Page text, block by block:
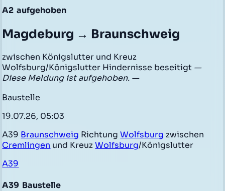
A2 aufgehoben
Magdeburg → Braunschweig
zwischen Königslutter und Kreuz
Wolfsburg/Königslutter Hindernisse beseitigt —
Diese Meldung ist aufgehoben. —
Baustelle
19.07.26, 05:03
A39 Braunschweig RichtungWolfsburg zwischen
Cremlingen und KreuzWolfsburg/Königslutter
A39
A39 Baustelle